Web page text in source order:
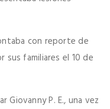
con reporte de
familiares el 10 de
Giovanny P. E., una vez